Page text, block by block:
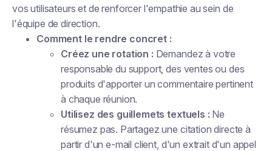
vos utilisateurs et de renforcer l'empathie au sein de
l'équipe de direction.
Comment le rendre concret :
Créez une rotation : Demandez à votre
responsable du support, des ventes ou des
produits d'apporter un commentaire pertinent
à chaque réunion.
Utilisez des guillemets textuels : Ne
résumez pas. Partagez une citation directe à
partir d'un e-mail client, d'un extrait d'un appel